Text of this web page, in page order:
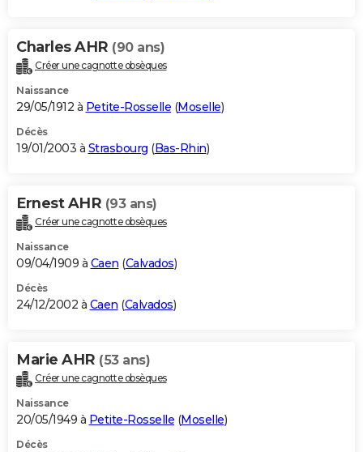
Charles AHR (90 ans)
Créer une cagnotte obsèques
Naissance
29/05/1912 à Petite-Rosselle (Moselle)
Décès
19/01/2003 à Strasbourg (Bas-Rhin)
Ernest AHR (93 ans)
Créer une cagnotte obsèques
Naissance
09/04/1909 à Caen (Calvados)
Décès
24/12/2002 à Caen (Calvados)
Marie AHR (53 ans)
Créer une cagnotte obsèques
Naissance
20/05/1949 à Petite-Rosselle (Moselle)
Décès